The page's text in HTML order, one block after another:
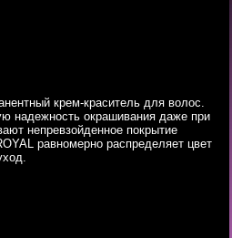
крем-краситель для волос.
надежность окрашивания даже при
непревзойденное покрытие
равномерно распределяет цвет